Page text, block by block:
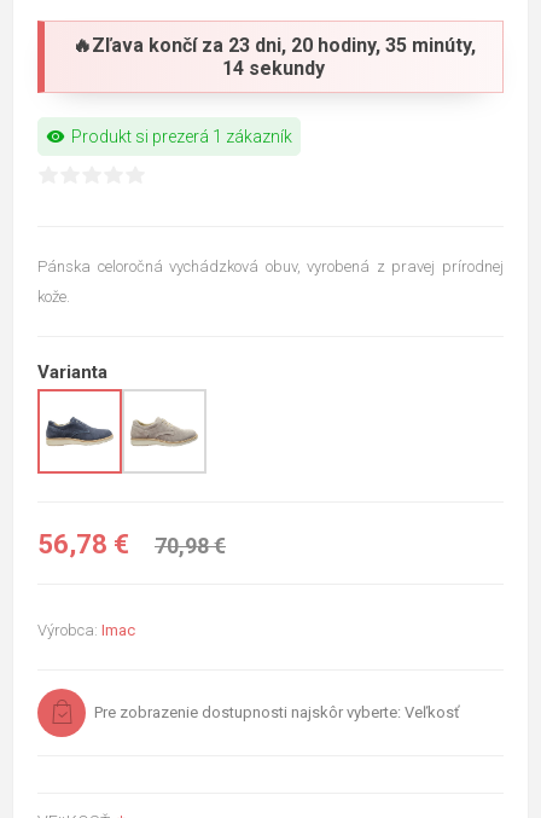
🔥Zľava končí za 23 dni, 20 hodiny, 35 minúty,
13 sekundy
visibility Produkt si prezerá 1 zákazník
Pánska celoročná vychádzková obuv, vyrobená z pravej prírodnej
kože.
Varianta
56,78 € 70,98 €
Výrobca: Imac
Pre zobrazenie dostupnosti najskôr vyberte: Veľkosť